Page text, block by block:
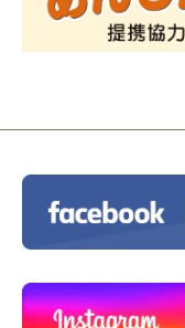
2023/11/29 永
ントホテル東京町